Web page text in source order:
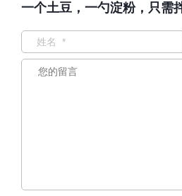
一个土豆，一勺淀粉，只需